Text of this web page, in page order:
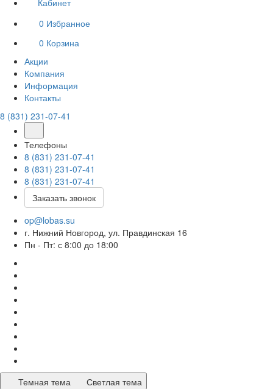
Кабинет
0 Избранное
0 Корзина
Акции
Компания
Информация
Контакты
8 (831) 231-07-41
Телефоны
8 (831) 231-07-41
8 (831) 231-07-41
8 (831) 231-07-41
Заказать звонок
op@lobas.su
г. Нижний Новгород, ул. Правдинская 16
Пн - Пт: с 8:00 до 18:00
Темная тема
Светлая тема